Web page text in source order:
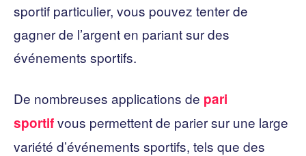
sportif particulier, vous pouvez tenter de
gagner de l’argent en pariant sur des
événements sportifs.
De nombreuses applications de pari
sportifvous permettent de parier sur une large
variété d’événements sportifs, tels que des